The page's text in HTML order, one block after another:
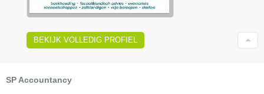
BEKIJK VOLLEDIG PROFIEL
SP Accountancy